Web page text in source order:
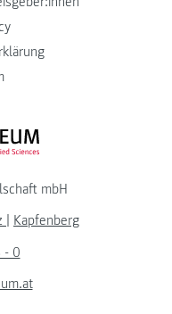
FH JOANNEUM Logo
mbH
Kapfenberg
- 0